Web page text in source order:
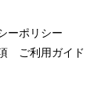
ーポリシー
ご利用ガイド